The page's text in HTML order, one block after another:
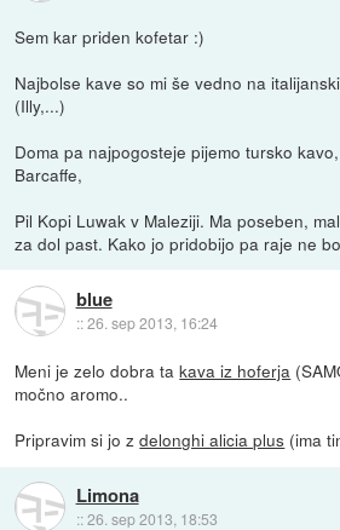
Sem kar priden kofetar :)
Najbolse kave so mi še vedno na
(Illy,...)
Doma pa najpogosteje pijemo tursko
Barcaffe,
Pil Kopi Luwak v Maleziji. Ma poseben,
za dol past. Kako jo pridobijo pa raje ne
blue
::26. sep 2013, 16:24
Meni je zelo dobra takava iz hoferja
močno aromo..
Pripravim si jo zdelonghi alicia plus (ima
Limona
::26. sep 2013, 18:53